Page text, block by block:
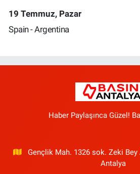
19 Temmuz, Pazar
Spain - Argentina
Haber Paylaşınca Güzel!
Gençlik Mah. 1326 sok. Zeki
Antalya